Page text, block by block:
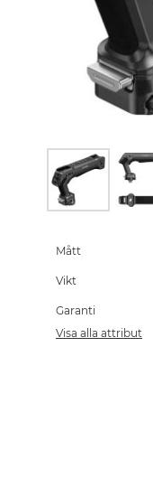
the
of
images
gallery
Mått
Vikt
Garanti
Visa alla attribut